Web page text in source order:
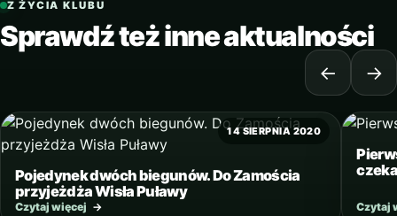
Z ŻYCIA KLUBU
Sprawdź też inne aktualności
← →
14 SIERPNIA 2020
Pojedynek dwóch biegunów. Do Zamościa
przyjeżdża Wisła Puławy
Czytaj więcej → Czytaj